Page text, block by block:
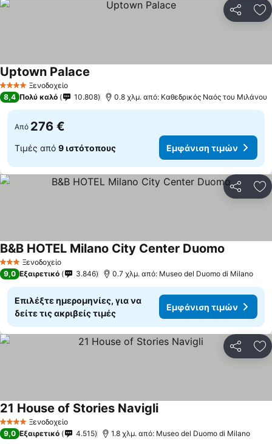
4 ΑστέριαΞενοδοχείο
Uptown Palace
8,4 Πολύ καλό 10.808 0.8 χλμ. από: Καθεδρικός Ναός του Μιλάνου
Από 276 €
Τιμές από 9 ιστότοπους Εμφάνιση τιμών
3 ΑστέριαΞενοδοχείο
B&B HOTEL Milano City Center Duomo
9,0 Εξαιρετικό 3.846 0.7 χλμ. από: Museo del Duomo di Milano
Επιλέξτε ημερομηνίες, για να
δείτε τις ακριβείς τιμές
Εμφάνιση τιμών
4 ΑστέριαΞενοδοχείο
21 House of Stories Navigli
9,0 Εξαιρετικό 4.515 1.8 χλμ. από: Museo del Duomo di Milano